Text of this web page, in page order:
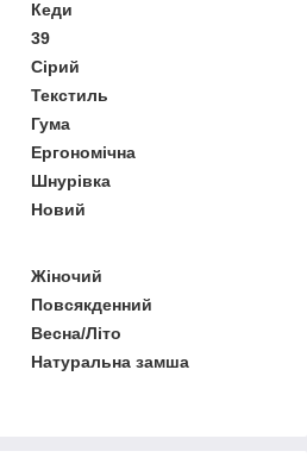
Кеди
39
Сірий
Текстиль
Гума
Ергономічна
Шнурівка
Новий
Жіночий
Повсякденний
Весна/Літо
Натуральна замша